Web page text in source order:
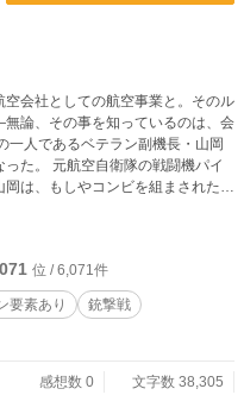
会社としての航空事業と。そのル
論、その事を知っているのは、会
一人であるベテラン副機長・山岡
た。 元航空自衛隊の戦闘機パイ
は、もしやコンビを組まされたの
。 そして、その山岡の危惧どお
位 / 6,071件
要素あり
銃撃戦
感想数 0
文字数 38,305